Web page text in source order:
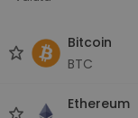
Bitcoin
BTC
Ethereum